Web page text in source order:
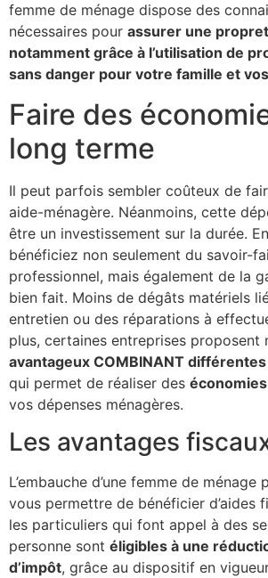
femme de ménage dispose des
nécessaires pour assurer une
notamment grâce à l’utilisation de
sans danger pour votre famille et
Faire des
long terme
Il peut parfois sembler coûteux de
aide-ménagère. Néanmoins, cette
être un investissement sur la durée.
bénéficiez non seulement du savoir-
professionnel, mais également de la
bien fait. Moins de dégâts matériels
entretien ou des réparations à
plus, certaines entreprises proposent
avantageux COMBINANT
qui permet de réaliser des économies
vos dépenses ménagères.
Les avantages
L’embauche d’une femme de ménage
vous permettre de bénéficier d’aides
les particuliers qui font appel à des
personne sont éligibles à une
d’impôt, grâce au dispositif en